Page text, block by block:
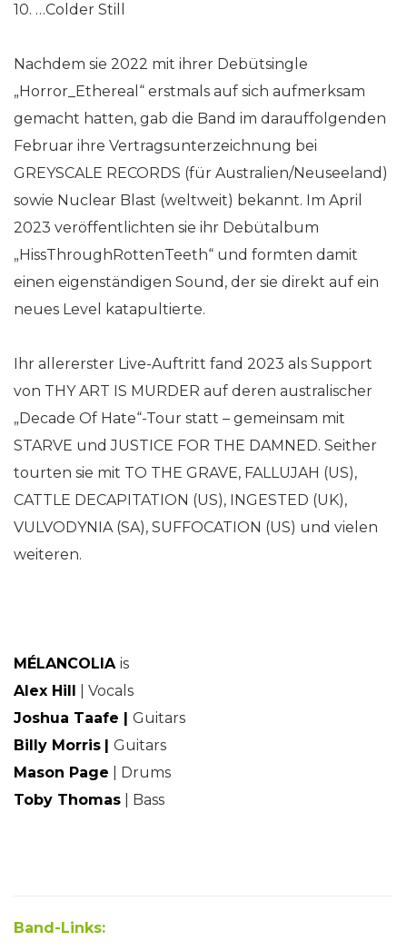
10. …Colder Still
Nachdem sie 2022 mit ihrer Debütsingle
„Horror_Ethereal“ erstmals auf sich aufmerksam
gemacht hatten, gab die Band im darauffolgenden
Februar ihre Vertragsunterzeichnung bei
GREYSCALE RECORDS (für Australien/Neuseeland)
sowie Nuclear Blast (weltweit) bekannt. Im April
2023 veröffentlichten sie ihr Debütalbum
„HissThroughRottenTeeth“ und formten damit
einen eigenständigen Sound, der sie direkt auf ein
neues Level katapultierte.
Ihr allererster Live-Auftritt fand 2023 als Support
von THY ART IS MURDER auf deren australischer
„Decade Of Hate“-Tour statt – gemeinsam mit
STARVE und JUSTICE FOR THE DAMNED. Seither
tourten sie mit TO THE GRAVE, FALLUJAH (US),
CATTLE DECAPITATION (US), INGESTED (UK),
VULVODYNIA (SA), SUFFOCATION (US) und vielen
weiteren.
MÉLANCOLIA is
Alex Hill | Vocals
Joshua Taafe | Guitars
Billy Morris | Guitars
Mason Page | Drums
Toby Thomas | Bass
Band-Links: